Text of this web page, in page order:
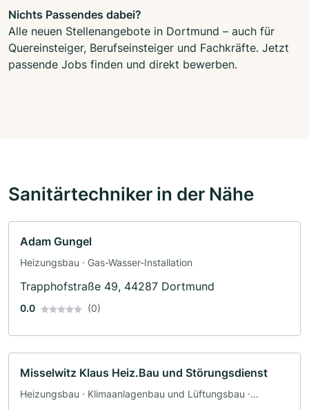
Nichts Passendes dabei?
Alle neuen Stellenangebote in Dortmund – auch für
Quereinsteiger, Berufseinsteiger und Fachkräfte. Jetzt
passende Jobs finden und direkt bewerben.
Sanitärtechniker in der Nähe
Adam Gungel
Heizungsbau · Gas-Wasser-Installation
Trapphofstraße 49, 44287 Dortmund
0.0 (0)
Misselwitz Klaus Heiz.Bau und Störungsdienst
Heizungsbau · Klimaanlagenbau und Lüftungsbau ·